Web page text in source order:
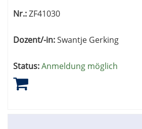
Nr.:ZF41030
Dozent/-in:Swantje Gerking
Status:Anmeldung möglich